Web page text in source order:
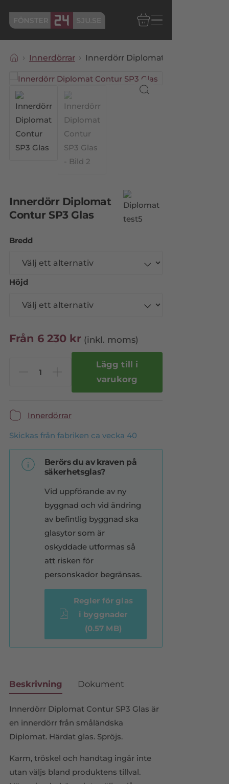
Innerdörrar Innerdörr Diplomat Contur SP3
Innerdörr Diplomat
Contur SP3 Glas
Bredd
Höjd
Från 6 230 kr (inkl. moms)
Lägg till i
varukorg
Innerdörrar
Skickas från fabriken ca vecka 40
Berörs du av kraven på
säkerhetsglas?
Vid uppförande av ny
byggnad och vid ändring
av befintlig byggnad ska
glasytor som är
oskyddade utformas så
att risken för
personskador begränsas.
Regler för glas
i byggnader
(0.57 MB)
Beskrivning Dokument
Innerdörr Diplomat Contur SP3 Glas är
en innerdörr från småländska
Diplomat. Härdat glas. Spröjs.
Karm, tröskel och handtag ingår inte
utan väljs bland produktens tillval.